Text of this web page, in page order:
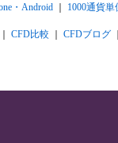
・Android 1000通貨単
CFD比較 CFDブログ